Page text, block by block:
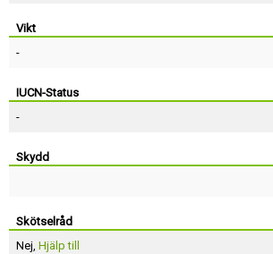
Vikt
-
IUCN-Status
-
Skydd
Skötselråd
Nej, Hjälp till